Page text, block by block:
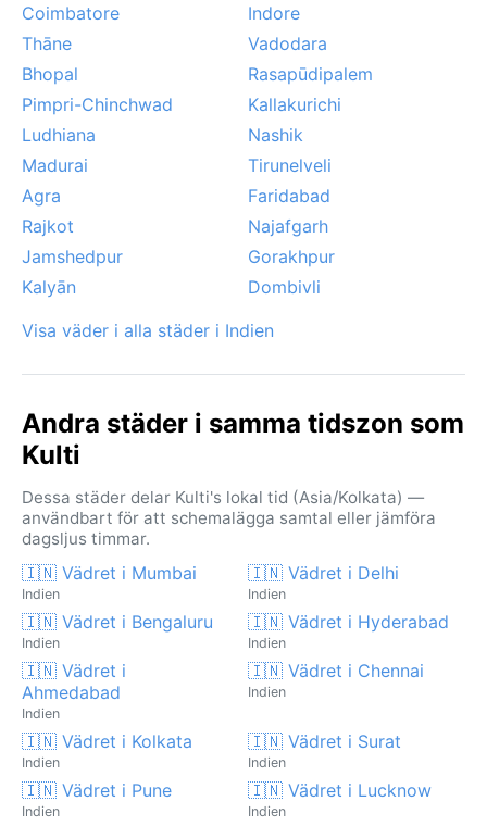
Coimbatore
Indore
Thāne
Vadodara
Bhopal
Rasapūdipalem
Pimpri-Chinchwad
Kallakurichi
Ludhiana
Nashik
Madurai
Tirunelveli
Agra
Faridabad
Rajkot
Najafgarh
Jamshedpur
Gorakhpur
Kalyān
Dombivli
Visa väder i alla städer i Indien
Andra städer i samma tidszon som
Kulti
Dessa städer delar Kulti's lokal tid (Asia/Kolkata) —
användbart för att schemalägga samtal eller jämföra
dagsljus timmar.
🇮🇳 Vädret i Mumbai
Indien
🇮🇳 Vädret i Delhi
Indien
🇮🇳 Vädret i Bengaluru
Indien
🇮🇳 Vädret i Hyderabad
Indien
🇮🇳 Vädret i
Ahmedabad
Indien
🇮🇳 Vädret i Chennai
Indien
🇮🇳 Vädret i Kolkata
Indien
🇮🇳 Vädret i Surat
Indien
🇮🇳 Vädret i Pune
Indien
🇮🇳 Vädret i Lucknow
Indien